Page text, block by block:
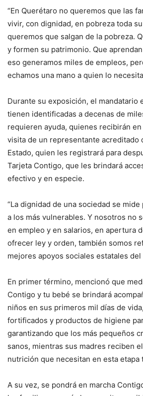
“En Querétaro no queremos que las
vivir, con dignidad, en pobreza toda
queremos que salgan de la pobreza.
y formen su patrimonio. Que
eso generamos miles de empleos,
echamos una mano a quien lo
Durante su exposición, el mandatario
tienen identificadas a decenas de
requieren ayuda, quienes recibirán
visita de un representante acreditado
Estado, quien les registrará para
Tarjeta Contigo, que les brindará
efectivo y en especie.
“La dignidad de una sociedad se
a los más vulnerables. Y nosotros no
en empleo y en salarios, en apertura
ofrecer ley y orden, también somos
mejores apoyos sociales estatales del
En primer término, mencionó que
Contigo y tu bebé se brindará
niños en sus primeros mil días de
fortificados y productos de higiene
garantizando que los más pequeños
sanos, mientras sus madres reciben
nutrición que necesitan en esta etapa
A su vez, se pondrá en marcha